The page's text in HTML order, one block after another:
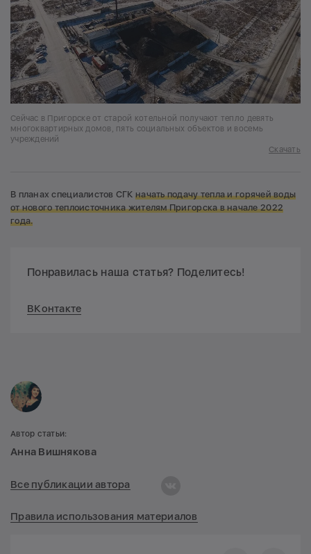
Сейчас в Пригорске от старой котельной получают тепло девять
многоквартирных домов, пять социальных объектов и восемь
учреждений
Скачать
В планах специалистов СГКначать подачу тепла и горячей воды
от нового теплоисточника жителям Пригорска в начале 2022
года.
Понравилась наша статья? Поделитесь!
ВКонтакте
Автор статьи:
Анна Вишнякова
Все публикации автора
Правила использования материалов